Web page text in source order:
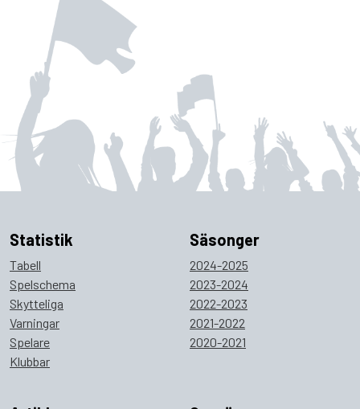
Statistik
Tabell
Spelschema
Skytteliga
Varningar
Spelare
Klubbar
Säsonger
2024-2025
2023-2024
2022-2023
2021-2022
2020-2021